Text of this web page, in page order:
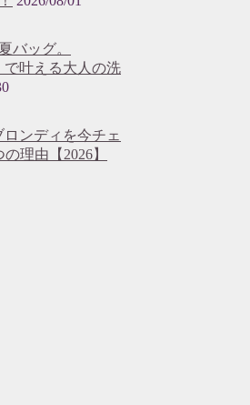
バッグ。
叶える大人の洗
ンディを今チェ
理由【2026】